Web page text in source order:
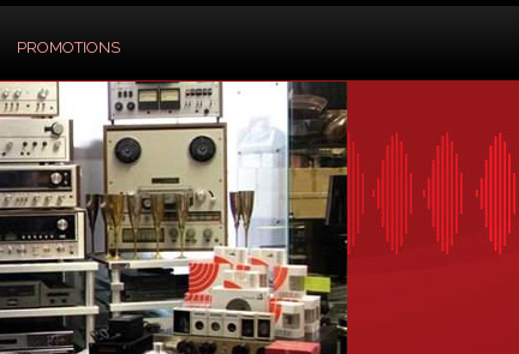
PROMOTIONS